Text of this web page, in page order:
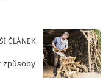
ČLÁNEK
způsoby